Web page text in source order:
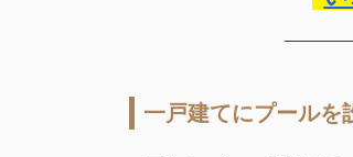
一戸建てにプールを